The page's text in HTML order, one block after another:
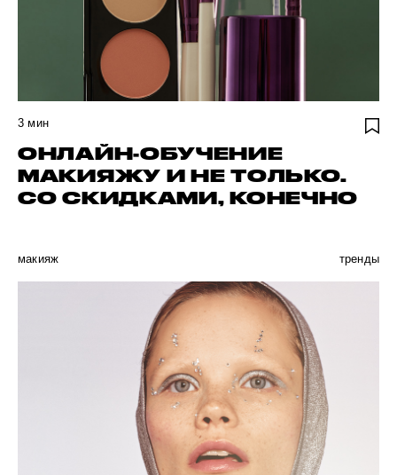
3 мин
ОНЛАЙН-ОБУЧЕНИЕ
МАКИЯЖУ И НЕ ТОЛЬКО.
СО СКИДКАМИ, КОНЕЧНО
макияж тренды